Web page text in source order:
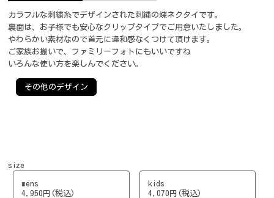
カラフルな刺繍糸でデザインされた刺繍の蝶ネクタイです。
裏面は、お子様でも安心なクリップタイプでご用意いたしました。
やわらかい素材なので首元に違和感なくつけて頂けます。
ご家族お揃いで、ファミリーフォトにもいいですね
いろんな使い方を楽しんでください。
その他のデザイン
size
mens
4,950円(税込)
kids
4,070円(税込)